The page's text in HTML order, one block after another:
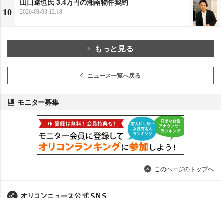
10 2026-08-03 12:18
もっと見る
ニュース一覧へ戻る
モニター募集
このページのトップへ